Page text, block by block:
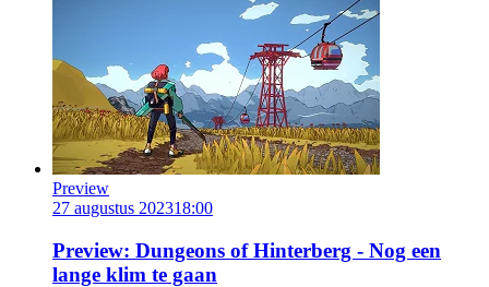
Preview
27 augustus 202318:00
Preview: Dungeons of Hinterberg - Nog een
lange klim te gaan